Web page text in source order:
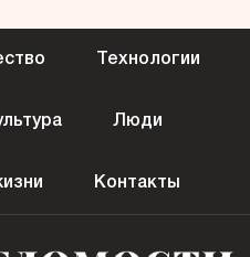
Технологии
Люди
Контакты